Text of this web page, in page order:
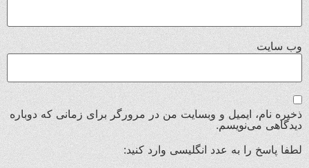
وب‌ سایت
ذخیره نام، ایمیل و وبسایت من در مرورگر برای زمانی که دوباره
دیدگاهی می‌نویسم.
لطفا پاسخ را به عدد انگلیسی وارد کنید: